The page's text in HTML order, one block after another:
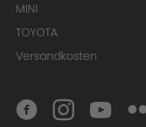
MINI
TOYOTA
Versandkosten